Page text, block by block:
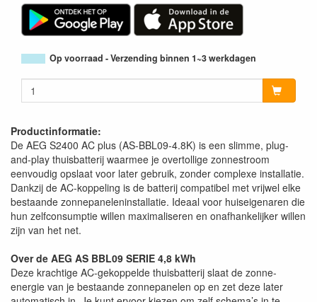
Op voorraad - Verzending binnen 1~3 werkdagen
Productinformatie:
De AEG S2400 AC plus (AS-BBL09-4.8K) is een slimme, plug-
and-play thuisbatterij waarmee je overtollige zonnestroom
eenvoudig opslaat voor later gebruik, zonder complexe installatie.
Dankzij de AC-koppeling is de batterij compatibel met vrijwel elke
bestaande zonnepaneleninstallatie. Ideaal voor huiseigenaren die
hun zelfconsumptie willen maximaliseren en onafhankelijker willen
zijn van het net.
Over de AEG AS BBL09 SERIE 4,8 kWh
Deze krachtige AC-gekoppelde thuisbatterij slaat de zonne-
energie van je bestaande zonnepanelen op en zet deze later